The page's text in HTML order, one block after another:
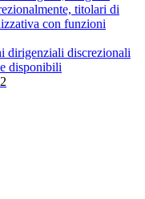
titolari di
con funzioni
dirigenziali discrezionali
disponibili
2